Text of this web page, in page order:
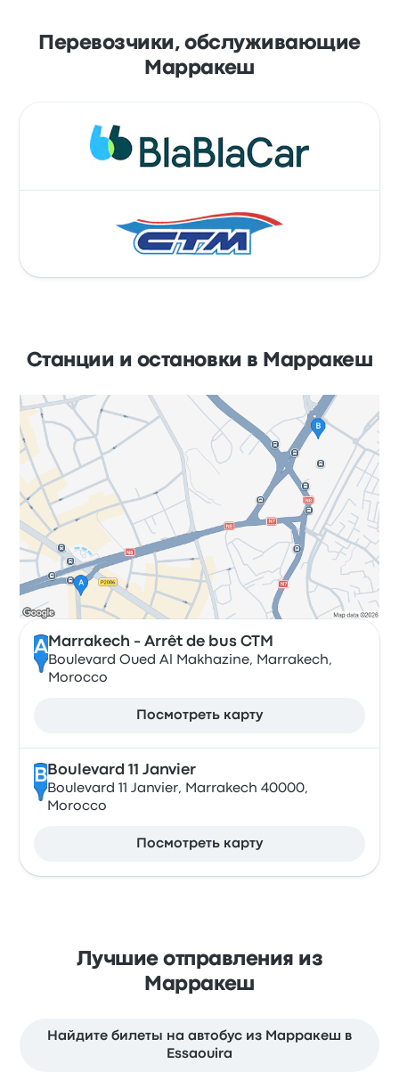
Перевозчики, обслуживающие
Марракеш
Станции и остановки в Марракеш
A Marrakech - Arrêt de bus CTM
Boulevard Oued Al Makhazine, Marrakech,
Morocco
Посмотреть карту
B Boulevard 11 Janvier
Boulevard 11 Janvier, Marrakech 40000,
Morocco
Посмотреть карту
Лучшие отправления из
Марракеш
Найдите билеты на автобус из Марракеш в
Essaouira